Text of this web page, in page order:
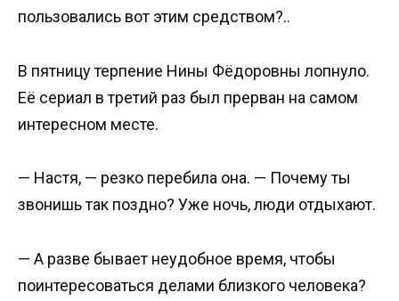
пользовались вот этим средством?..
В пятницу терпение Нины Фёдоровны лопнуло.
Её сериал в третий раз был прерван на самом
интересном месте.
— Настя, — резко перебила она. — Почему ты
звонишь так поздно? Уже ночь, люди отдыхают.
— А разве бывает неудобное время, чтобы
поинтересоваться делами близкого человека?